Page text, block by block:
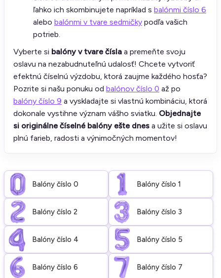
ľahko ich skombinujete napríklad s balónmi číslo 6
alebo balónmi v tvare sedmičky podľa vašich
potrieb.
Vyberte si balóny v tvare čísla a premeňte svoju
oslavu na nezabudnuteľnú udalosť! Chcete vytvoriť
efektnú číselnú výzdobu, ktorá zaujme každého hosťa?
Pozrite si našu ponuku od balónov číslo 0 až po
balóny číslo 9 a vyskladajte si vlastnú kombináciu, ktorá
dokonale vystihne význam vášho sviatku. Objednajte
si originálne číselné balóny ešte dnes a užite si oslavu
plnú farieb, radosti a výnimočných momentov!
Balóny číslo 0 Balóny číslo 1
Balóny číslo 2 Balóny číslo 3
Balóny číslo 4 Balóny číslo 5
Balóny číslo 6 Balóny číslo 7